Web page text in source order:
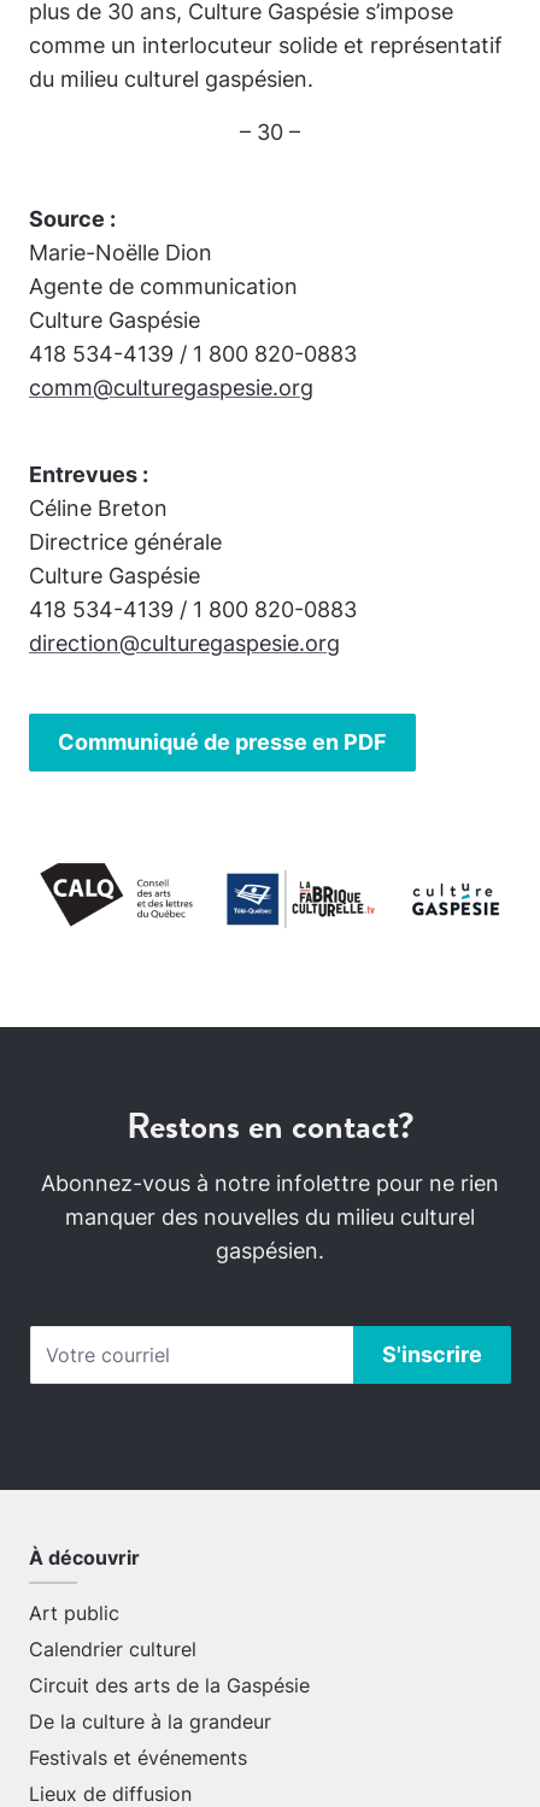
plus de 30 ans, Culture Gaspésie s’impose
comme un interlocuteur solide et représentatif
du milieu culturel gaspésien.
– 30 –
Source :
Marie-Noëlle Dion
Agente de communication
Culture Gaspésie
418 534-4139 / 1 800 820-0883
comm@culturegaspesie.org
Entrevues :
Céline Breton
Directrice générale
Culture Gaspésie
418 534-4139 / 1 800 820-0883
direction@culturegaspesie.org
Communiqué de presse en PDF
Restons en contact?
Abonnez-vous à notre infolettre pour ne rien
manquer des nouvelles du milieu culturel
gaspésien.
À découvrir
Art public
Calendrier culturel
Circuit des arts de la Gaspésie
De la culture à la grandeur
Festivals et événements
Lieux de diffusion